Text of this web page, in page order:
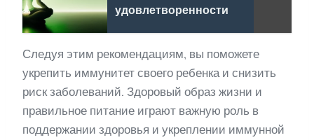
удовлетворенности
Следуя этим рекомендациям, вы поможете
укрепить иммунитет своего ребенка и снизить
риск заболеваний. Здоровый образ жизни и
правильное питание играют важную роль в
поддержании здоровья и укреплении иммунной